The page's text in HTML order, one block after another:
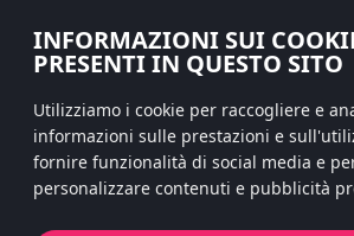
INFORMAZIONI SUI
PRESENTI IN QUESTO SITO
Utilizziamo i cookie per raccogliere e
informazioni sulle prestazioni e
fornire funzionalità di social media e
personalizzare contenuti e pubblicità
#hitsterparty